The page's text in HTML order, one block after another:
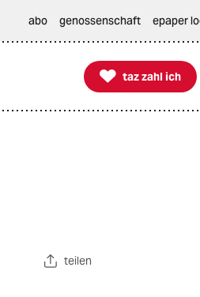
abo genossenschaft epaper

taz zahl ich
taz zahl ich
teilen